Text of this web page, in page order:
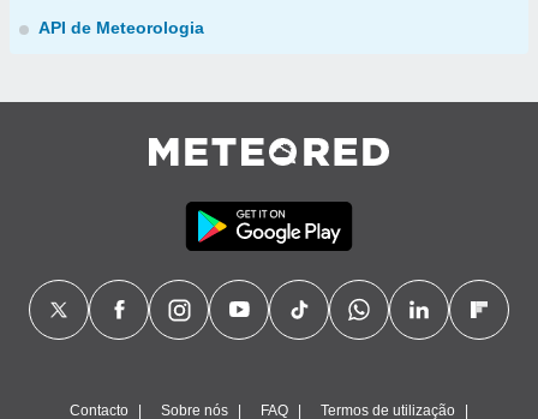
API de Meteorologia
Contacto Sobre nós FAQ Termos de utilização